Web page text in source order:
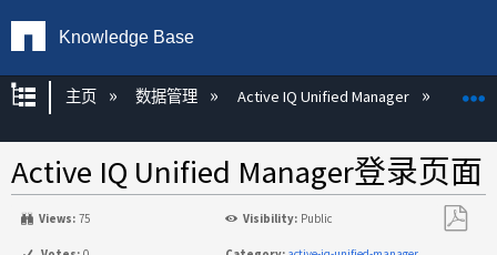
Knowledge Base
扩展/隐缩全局层次
主页 数据管理 Active IQ Unified Manager
Active IQ Unified Manager登录页面
Views: 75 Visibility: Public